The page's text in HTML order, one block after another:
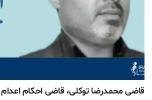
قاضی محمدرضا توکلی، قاضی احکام